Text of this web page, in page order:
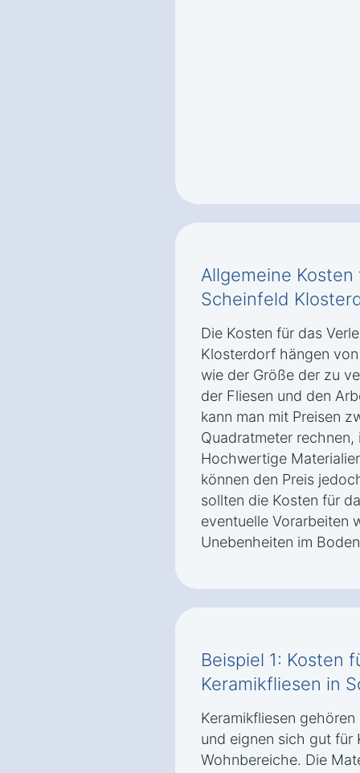
Allgemeine
Scheinfeld
Die Kosten für das
Klosterdorf hängen
wie der Größe der zu
der Fliesen und den
kann man mit Preisen
Quadratmeter
Hochwertige
können den Preis
sollten die Kosten für
eventuelle Vorarbeiten
Unebenheiten im
Beispiel 1: Kosten
Keramikfliesen in
Keramikfliesen
und eignen sich gut für
Wohnbereiche. Die